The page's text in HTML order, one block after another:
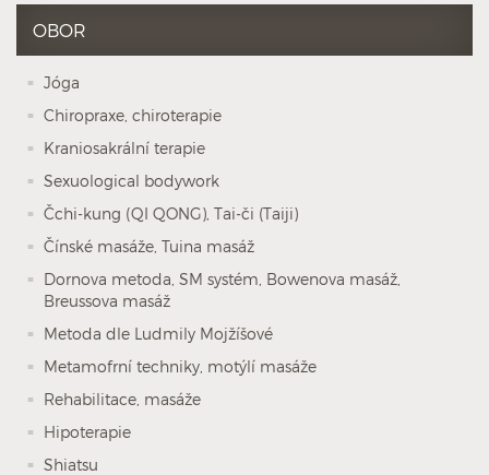
OBOR
Jóga
Chiropraxe, chiroterapie
Kraniosakrální terapie
Sexuological bodywork
Čchi-kung (QI QONG), Tai-či (Taiji)
Čínské masáže, Tuina masáž
Dornova metoda, SM systém, Bowenova masáž,
Breussova masáž
Metoda dle Ludmily Mojžíšové
Metamofrní techniky, motýlí masáže
Rehabilitace, masáže
Hipoterapie
Shiatsu